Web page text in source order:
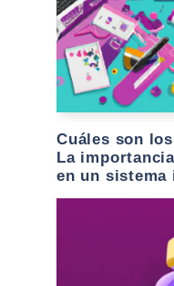
Cuáles son
La
en un